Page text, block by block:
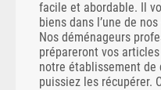
facile et abordable. Il
biens dans l’une de
Nos déménageurs
prépareront vos
notre établissement
puissiez les récupérer.